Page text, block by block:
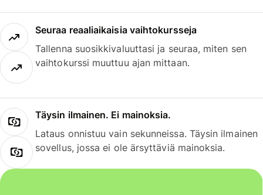
Seuraa reaaliaikaisia vaihtokursseja
Tallenna suosikkivaluuttasi ja seuraa, miten sen
vaihtokurssi muuttuu ajan mittaan.
Täysin ilmainen. Ei mainoksia.
Lataus onnistuu vain sekunneissa. Täysin ilmainen
sovellus, jossa ei ole ärsyttäviä mainoksia.